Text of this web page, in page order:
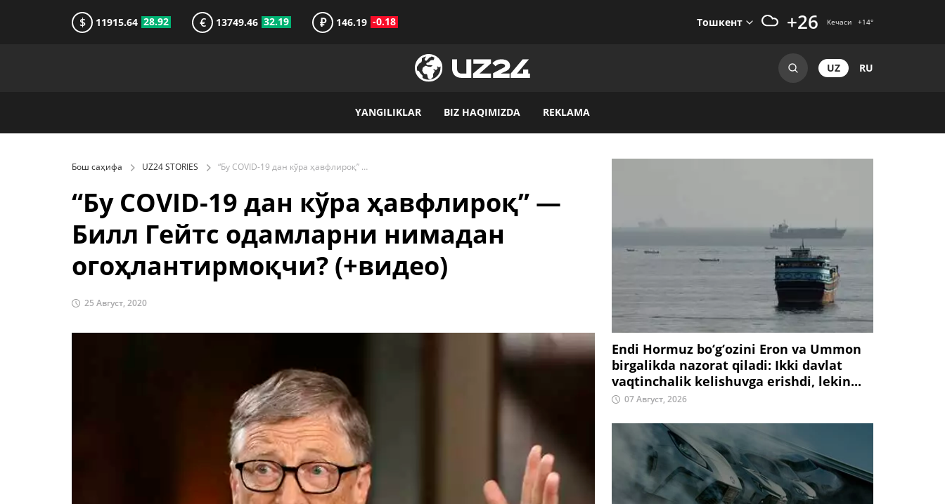
$ 11915.64 28.92 € 13749.46 32.19 ₽ 146.19 -0.18 Тошкент +26 Кечаси +14°
UZ RU
YANGILIKLAR BIZ HAQIMIZDA REKLAMA
Бош саҳифа UZ24 STORIES “Бу COVID-19 дан кўра ҳавфлироқ” — Билл Гейтс одамларни нимадан огоҳлантирмоқчи? (+видео)
“Бу COVID-19 дан кўра ҳавфлироқ” —
Билл Гейтс одамларни нимадан
огоҳлантирмоқчи? (+видео)
25 Август, 2020
Endi Hormuz bo‘g‘ozini Eron va Ummon
birgalikda nazorat qiladi: Ikki davlat
vaqtinchalik kelishuvga erishdi, lekin...
07 Август, 2026